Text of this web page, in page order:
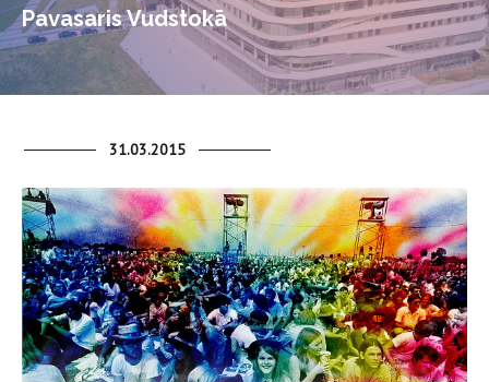
Pavasaris Vudstokā
31.03.2015